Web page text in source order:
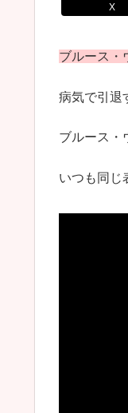
X
ブルース・
病気で引退
ブルース・
いつも同じ